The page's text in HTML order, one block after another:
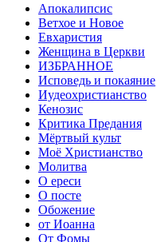
Апокалипсис
Ветхое и Новое
Евхаристия
Женщина в Церкви
ИЗБРАННОЕ
Исповедь и покаяние
Иудеохристианство
Кенозис
Критика Предания
Мёртвый культ
Моё Христианство
Молитва
О ереси
О посте
Обожение
от Иоанна
От Фомы